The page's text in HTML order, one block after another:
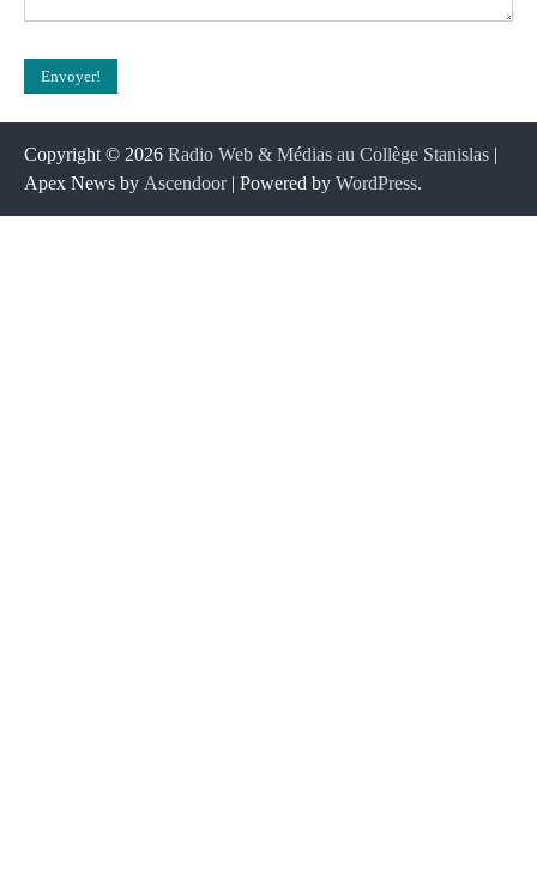
Copyright © 2026 Radio Web & Médias au Collège Stanislas |
Apex News by Ascendoor| Powered by WordPress.